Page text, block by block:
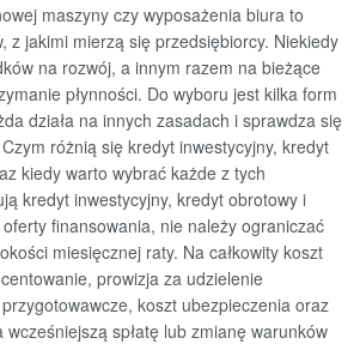
maszyny czy wyposażenia biura to
z jakimi mierzą się przedsiębiorcy. Niekiedy
na rozwój, a innym razem na bieżące
płynności. Do wyboru jest kilka form
działa na innych zasadach i sprawdza się
różnią się kredyt inwestycyjny, kredyt
kiedy warto wybrać każde z tych
kredyt inwestycyjny, kredyt obrotowy i
finansowania, nie należy ograniczać
miesięcznej raty. Na całkowity koszt
prowizja za udzielenie
koszt ubezpieczenia oraz
wcześniejszą spłatę lub zmianę warunków